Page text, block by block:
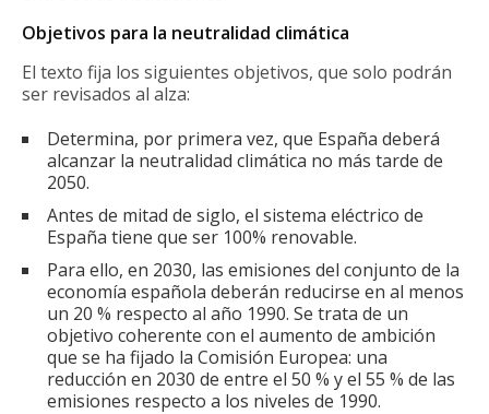
Objetivos para la neutralidad climática
El texto fija los siguientes objetivos, que solo podrán
ser revisados al alza:
Determina, por primera vez, que España deberá
alcanzar la neutralidad climática no más tarde de
2050.
Antes de mitad de siglo, el sistema eléctrico de
España tiene que ser 100% renovable.
Para ello, en 2030, las emisiones del conjunto de la
economía española deberán reducirse en al menos
un 20 % respecto al año 1990. Se trata de un
objetivo coherente con el aumento de ambición
que se ha fijado la Comisión Europea: una
reducción en 2030 de entre el 50 % y el 55 % de las
emisiones respecto a los niveles de 1990.